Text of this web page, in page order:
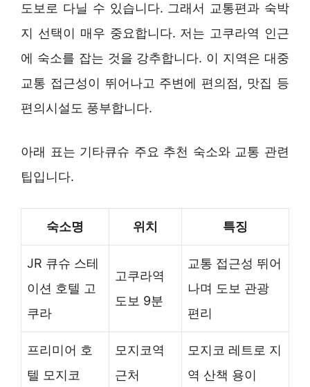
도보로 다닐 수 있습니다. 그래서 교통편과 숙박
지 선택이 매우 중요합니다. 저는 고쿠라역 인근
에 숙소를 잡는 것을 강추합니다. 이 지역은 대중
교통 접근성이 뛰어나고 주변에 편의점, 맛집 등
편의시설도 풍부합니다.
아래 표는 기타큐슈 주요 추천 숙소와 교통 관련
팁입니다.
숙소명 위치 특징
JR 큐슈 스테
이션 호텔 고
쿠라
고쿠라역
도보 9분
교통 접근성 뛰어
나며 도보 관광
편리
프리미어 호
텔 모지코
모지코역
근처
모지코 레트로 지
역 산책 용이